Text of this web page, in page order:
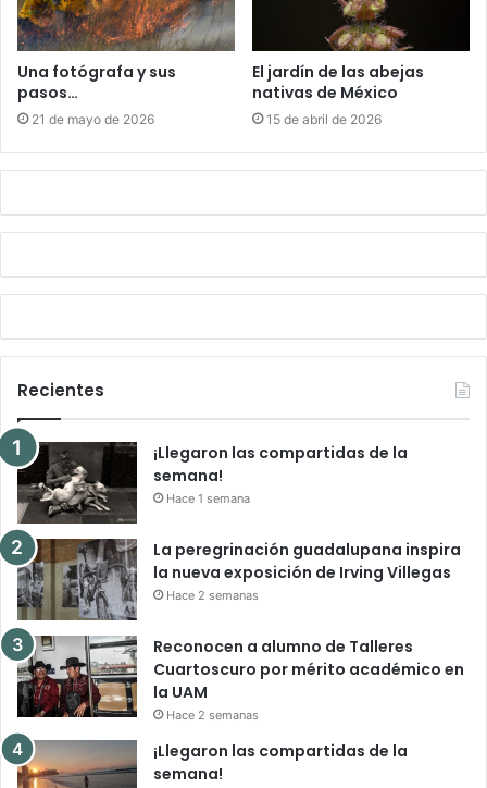
Una fotógrafa y sus
pasos…
21 de mayo de 2026
El jardín de las abejas
nativas de México
15 de abril de 2026
Recientes
¡Llegaron las compartidas de la
semana!
Hace 1 semana
La peregrinación guadalupana inspira
la nueva exposición de Irving Villegas
Hace 2 semanas
Reconocen a alumno de Talleres
Cuartoscuro por mérito académico en
la UAM
Hace 2 semanas
¡Llegaron las compartidas de la
semana!